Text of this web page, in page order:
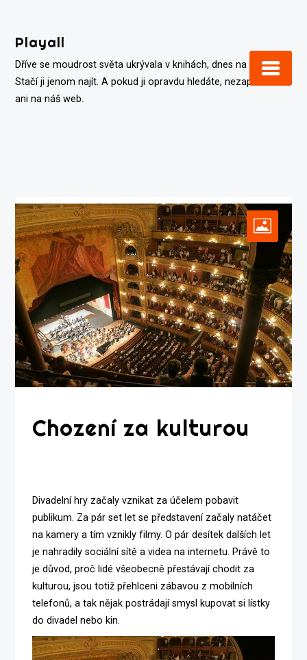
contentPlayall
Dříve se moudrost světa ukrývala v knihách, dnes na internetu.
Stačí ji jenom najít. A pokud ji opravdu hledáte, nezapomeňte
ani na náš web.
Chození za kulturou
Divadelní hry začaly vznikat za účelem pobavit
publikum. Za pár set let se představení začaly natáčet
na kamery a tím vznikly filmy. O pár desítek dalších let
je nahradily sociální sítě a videa na internetu. Právě to
je důvod, proč lidé všeobecně přestávají chodit za
kulturou, jsou totiž přehlceni zábavou z mobilních
telefonů, a tak nějak postrádají smysl kupovat si lístky
do divadel nebo kin.